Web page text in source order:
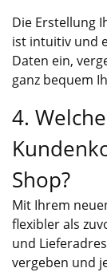
Die Erstellung
ist intuitiv und
Daten ein,
ganz bequem
4.
Shop?
Mit Ihrem
flexibler als
und
vergeben und